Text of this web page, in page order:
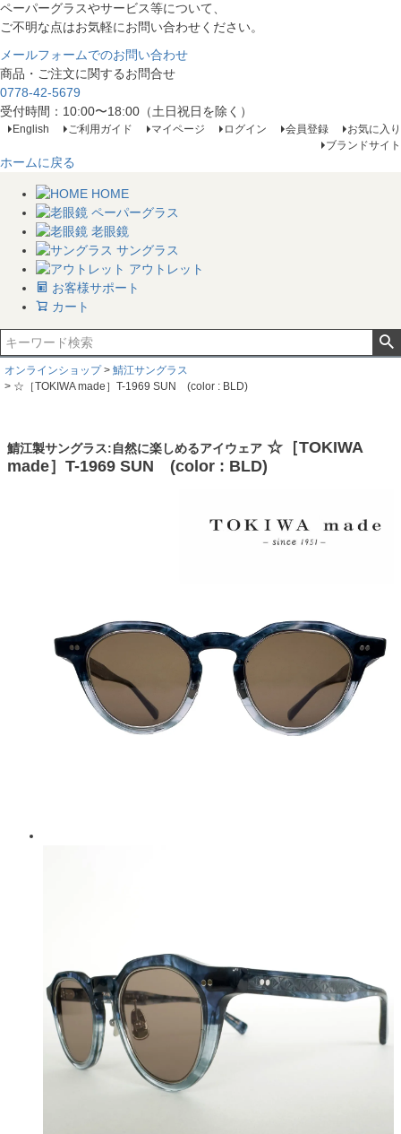
ペーパーグラスやサービス等について、
ご不明な点はお気軽にお問い合わせください。
メールフォームでのお問い合わせ
商品・ご注文に関するお問合せ
0778-42-5679
受付時間：10:00〜18:00（土日祝日を除く）
English ご利用ガイド マイページ ログイン 会員登録
お気に入り
ブランドサイト
ホームに戻る
HOME
ペーパーグラス
老眼鏡
サングラス
アウトレット
お客様サポート
カート
オンラインショップ
鯖江サングラス
☆［TOKIWA made］T-1969 SUN (color : BLD)
鯖江製サングラス:自然に楽しめるアイウェア ☆［TOKIWA
made］T-1969 SUN (color : BLD)